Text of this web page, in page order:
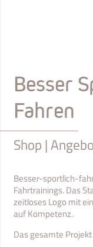
Besser
Fahren
Shop |
Besser-sportlich-
Fahrtrainings. Das
zeitloses Logo mit
auf Kompetenz.
Das gesamte